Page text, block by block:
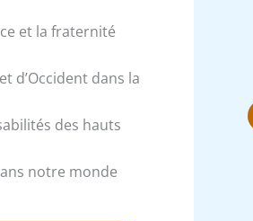
et la fraternité
d’Occident dans la
des hauts
notre monde